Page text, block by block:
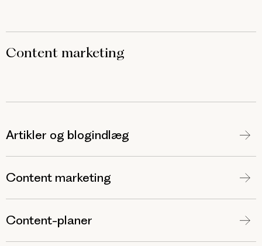
Content marketing
Artikler og blogindlæg
Content marketing
Content-planer